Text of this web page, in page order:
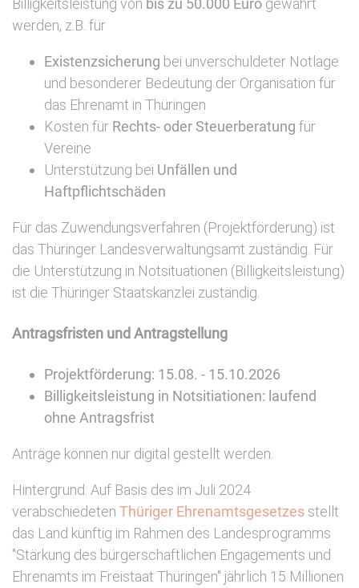
Billigkeitsleistung von bis zu 50.000 Euro gewährt
werden, z.B. für
Existenzsicherung bei unverschuldeter Notlage
und besonderer Bedeutung der Organisation für
das Ehrenamt in Thüringen
Kosten für Rechts- oder Steuerberatung für
Vereine
Unterstützung bei Unfällen und
Haftpflichtschäden
Für das Zuwendungsverfahren (Projektförderung) ist
das Thüringer Landesverwaltungsamt zuständig. Für
die Unterstützung in Notsituationen (Billigkeitsleistung)
ist die Thüringer Staatskanzlei zuständig.
Antragsfristen und Antragstellung
Projektförderung: 15.08. - 15.10.2026
Billigkeitsleistung in Notsitiationen: laufend
ohne Antragsfrist
Anträge können nur digital gestellt werden.
Hintergrund: Auf Basis des im Juli 2024
verabschiedeten Thüriger Ehrenamtsgesetzes stellt
das Land künftig im Rahmen des Landesprogramms
"Stärkung des bürgerschaftlichen Engagements und
Ehrenamts im Freistaat Thüringen" jährlich 15 Millionen